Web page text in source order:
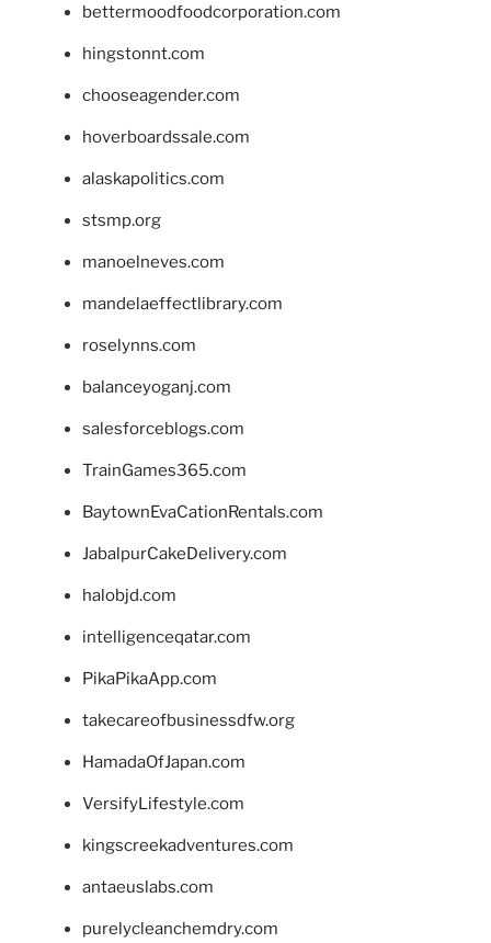
bettermoodfoodcorporation.com
hingstonnt.com
chooseagender.com
hoverboardssale.com
alaskapolitics.com
stsmp.org
manoelneves.com
mandelaeffectlibrary.com
roselynns.com
balanceyoganj.com
salesforceblogs.com
TrainGames365.com
BaytownEvaCationRentals.com
JabalpurCakeDelivery.com
halobjd.com
intelligenceqatar.com
PikaPikaApp.com
takecareofbusinessdfw.org
HamadaOfJapan.com
VersifyLifestyle.com
kingscreekadventures.com
antaeuslabs.com
purelycleanchemdry.com